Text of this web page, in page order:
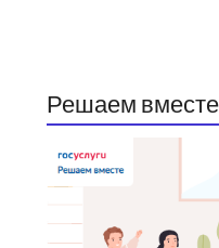
Решаем вместе